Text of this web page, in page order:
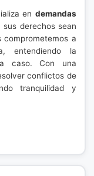
en demandas
sus derechos sean
a
entendiendo la
caso. Con una
conflictos de
tranquilidad y